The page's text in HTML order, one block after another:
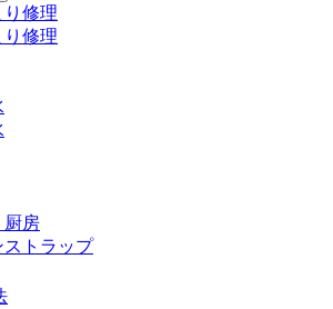
り修理
り修理
厨房
ストラップ